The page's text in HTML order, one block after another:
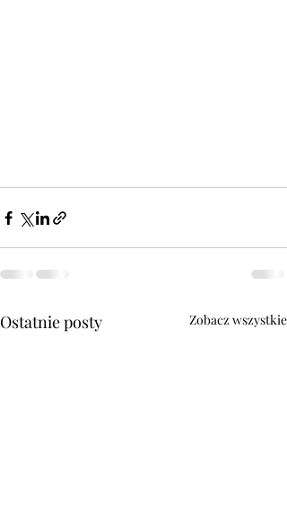
Ostatnie posty Zobacz wszystkie